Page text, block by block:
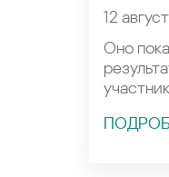
12
Оно